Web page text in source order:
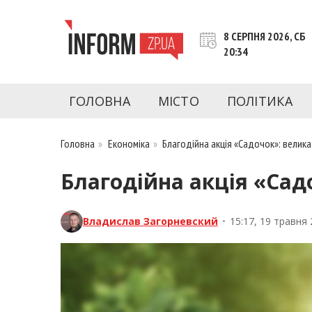
INFORM.ZP.UA – це інформаційний
Запоріжжя та Запорізької області на день.
8 СЕРПНЯ 2026, СБ
20:34
ГОЛОВНА МІСТО ПОЛІТИКА
Головна » Економіка »Благодійна акція «Садочок»:
Благодійна акція
Владислав Загорневский • 15:17, 19 травня